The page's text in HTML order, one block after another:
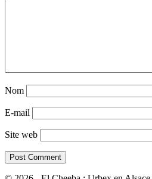
Nom
E-mail
Site web